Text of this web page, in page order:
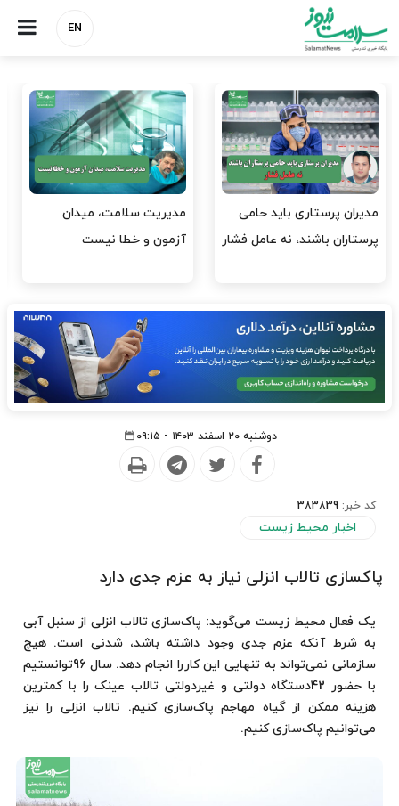
EN
وقت وزیر بهداشت باید صرف
افتتاح پروژه‌ها شود؟
واردات دارو و کالاهای اساسی
باید در اولویت تخصیص ارز
دوشنبه ۲۰ اسفند ۱۴۰۳ - ۰۹:۱۵
کد خبر: 383839
اخبار محیط زیست
پاکسازی تالاب انزلی نیاز به عزم جدی دارد
یک فعال محیط زیست می‌گوید: پاک‌سازی تالاب انزلی از سنبل آبی
به شرط آنکه عزم جدی وجود داشته باشد، شدنی است. هیچ
سازمانی نمی‌تواند به تنهایی این کاررا انجام دهد. سال 96توانستیم
با حضور 42دستگاه دولتی و غیردولتی تالاب عینک را با کمترین
هزینه ممکن از گیاه مهاجم پاک‌سازی کنیم. تالاب انزلی را نیز
می‌توانیم پاک‌سازی کنیم.